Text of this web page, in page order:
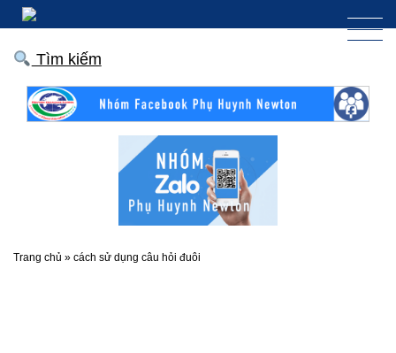
Tìm kiếm
Trang chủ » cách sử dụng câu hỏi đuôi